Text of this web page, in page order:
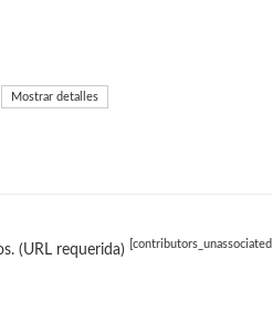
Mostrar detalles
(URL requerida) [contributors_unassociated]